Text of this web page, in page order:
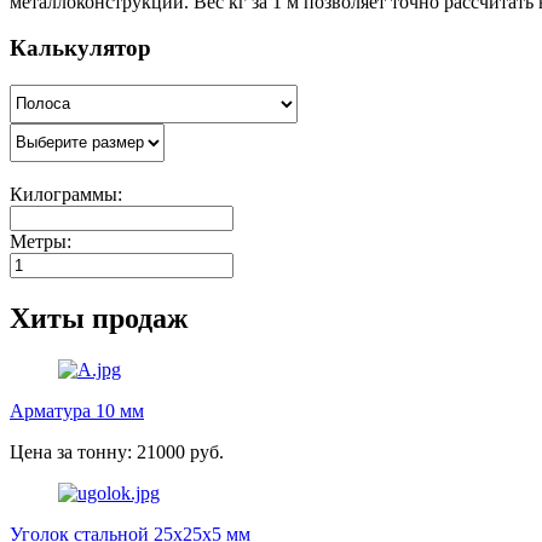
Калькулятор
Килограммы:
Метры:
Хиты продаж
Арматура 10 мм
Цена за тонну: 21000 руб.
Уголок стальной 25х25х5 мм